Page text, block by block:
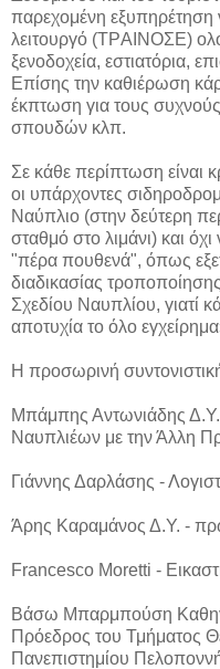
παρεχομένη
λειτουργό (TΡAINOΣE)
ξενοδοχεία, εστιατόρια,
Επίσης την καθιέρωση
έκπτωση για τους συχνούς
σπουδών κλπ.
Σε κάθε περίπτωση είναι
οι υπάρχοντες
Ναύπλιο (στην δεύτερη
σταθμό στο λιμάνι) και
"πέρα πουθενά", όπως
διαδικασίας
Σχεδίου Ναυπλίου, γιατί
αποτυχία το όλο
Η προσωρινή
Μπάμπης Αντωνιάδης
Ναυπλιέων με την Άλλη
Γιάννης Δαρλάσης -
Άρης Καραμάνος Δ.Υ. -
Francesco Moretti -
Βάσω Μπαρμπούση
Πρόεδρος του Τμήματος
Πανεπιστημίου